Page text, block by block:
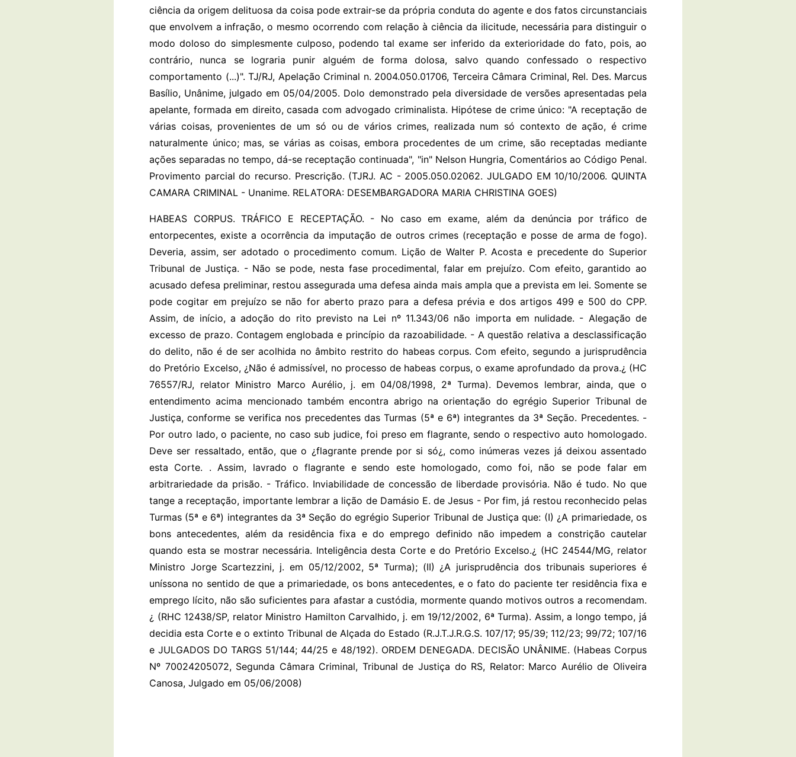
ciência da origem delituosa da coisa pode extrair-se da própria conduta do agente e dos fatos circunstanciais
que envolvem a infração, o mesmo ocorrendo com relação à ciência da ilicitude, necessária para distinguir o
modo doloso do simplesmente culposo, podendo tal exame ser inferido da exterioridade do fato, pois, ao
contrário, nunca se lograria punir alguém de forma dolosa, salvo quando confessado o respectivo
comportamento (...)". TJ/RJ, Apelação Criminal n. 2004.050.01706, Terceira Câmara Criminal, Rel. Des. Marcus
Basílio, Unânime, julgado em 05/04/2005. Dolo demonstrado pela diversidade de versões apresentadas pela
apelante, formada em direito, casada com advogado criminalista. Hipótese de crime único: "A receptação de
várias coisas, provenientes de um só ou de vários crimes, realizada num só contexto de ação, é crime
naturalmente único; mas, se várias as coisas, embora procedentes de um crime, são receptadas mediante
ações separadas no tempo, dá-se receptação continuada", "in" Nelson Hungria, Comentários ao Código Penal.
Provimento parcial do recurso. Prescrição. (TJRJ. AC - 2005.050.02062. JULGADO EM 10/10/2006. QUINTA
CAMARA CRIMINAL - Unanime. RELATORA: DESEMBARGADORA MARIA CHRISTINA GOES)
HABEAS CORPUS. TRÁFICO E RECEPTAÇÃO. - No caso em exame, além da denúncia por tráfico de
entorpecentes, existe a ocorrência da imputação de outros crimes (receptação e posse de arma de fogo).
Deveria, assim, ser adotado o procedimento comum. Lição de Walter P. Acosta e precedente do Superior
Tribunal de Justiça. - Não se pode, nesta fase procedimental, falar em prejuízo. Com efeito, garantido ao
acusado defesa preliminar, restou assegurada uma defesa ainda mais ampla que a prevista em lei. Somente se
pode cogitar em prejuízo se não for aberto prazo para a defesa prévia e dos artigos 499 e 500 do CPP.
Assim, de início, a adoção do rito previsto na Lei nº 11.343/06 não importa em nulidade. - Alegação de
excesso de prazo. Contagem englobada e princípio da razoabilidade. - A questão relativa a desclassificação
do delito, não é de ser acolhida no âmbito restrito do habeas corpus. Com efeito, segundo a jurisprudência
do Pretório Excelso, ¿Não é admissível, no processo de habeas corpus, o exame aprofundado da prova.¿ (HC
76557/RJ, relator Ministro Marco Aurélio, j. em 04/08/1998, 2ª Turma). Devemos lembrar, ainda, que o
entendimento acima mencionado também encontra abrigo na orientação do egrégio Superior Tribunal de
Justiça, conforme se verifica nos precedentes das Turmas (5ª e 6ª) integrantes da 3ª Seção. Precedentes. -
Por outro lado, o paciente, no caso sub judice, foi preso em flagrante, sendo o respectivo auto homologado.
Deve ser ressaltado, então, que o ¿flagrante prende por si só¿, como inúmeras vezes já deixou assentado
esta Corte. . Assim, lavrado o flagrante e sendo este homologado, como foi, não se pode falar em
arbitrariedade da prisão. - Tráfico. Inviabilidade de concessão de liberdade provisória. Não é tudo. No que
tange a receptação, importante lembrar a lição de Damásio E. de Jesus - Por fim, já restou reconhecido pelas
Turmas (5ª e 6ª) integrantes da 3ª Seção do egrégio Superior Tribunal de Justiça que: (I) ¿A primariedade, os
bons antecedentes, além da residência fixa e do emprego definido não impedem a constrição cautelar
quando esta se mostrar necessária. Inteligência desta Corte e do Pretório Excelso.¿ (HC 24544/MG, relator
Ministro Jorge Scartezzini, j. em 05/12/2002, 5ª Turma); (II) ¿A jurisprudência dos tribunais superiores é
uníssona no sentido de que a primariedade, os bons antecedentes, e o fato do paciente ter residência fixa e
emprego lícito, não são suficientes para afastar a custódia, mormente quando motivos outros a recomendam.
¿ (RHC 12438/SP, relator Ministro Hamilton Carvalhido, j. em 19/12/2002, 6ª Turma). Assim, a longo tempo, já
decidia esta Corte e o extinto Tribunal de Alçada do Estado (R.J.T.J.R.G.S. 107/17; 95/39; 112/23; 99/72; 107/16
e JULGADOS DO TARGS 51/144; 44/25 e 48/192). ORDEM DENEGADA. DECISÃO UNÂNIME. (Habeas Corpus
Nº 70024205072, Segunda Câmara Criminal, Tribunal de Justiça do RS, Relator: Marco Aurélio de Oliveira
Canosa, Julgado em 05/06/2008)